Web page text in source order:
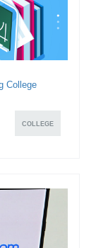
College
COLLEGE